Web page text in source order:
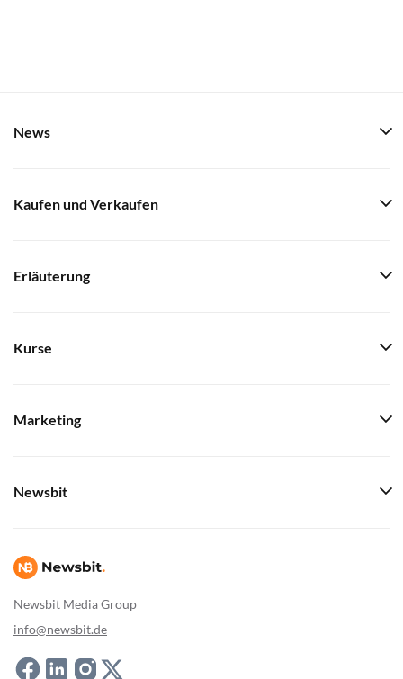
Newsbit Media Group
info@newsbit.de
News
Kaufen und Verkaufen
Erläuterung
Kurse
Marketing
Newsbit